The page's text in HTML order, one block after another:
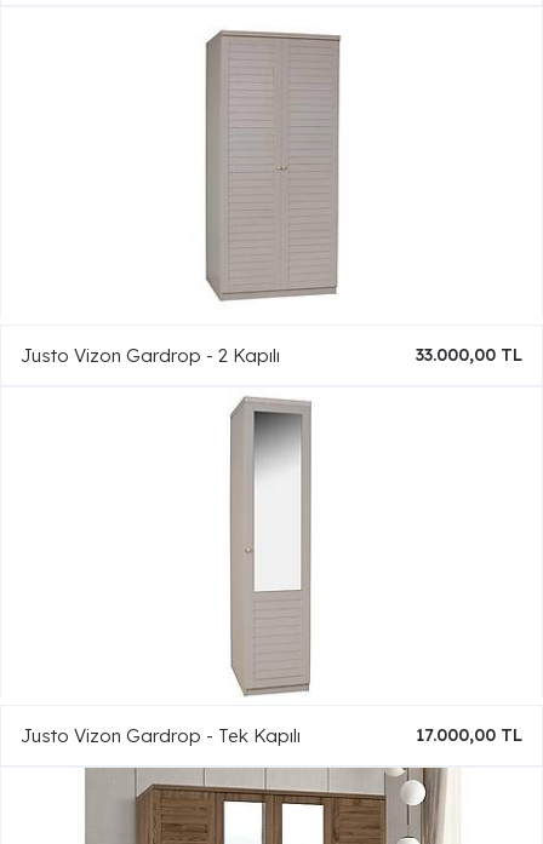
Justo Vizon Gardrop - 2 Kapılı 33.000,00 TL
Justo Vizon Gardrop - Tek Kapılı 17.000,00 TL